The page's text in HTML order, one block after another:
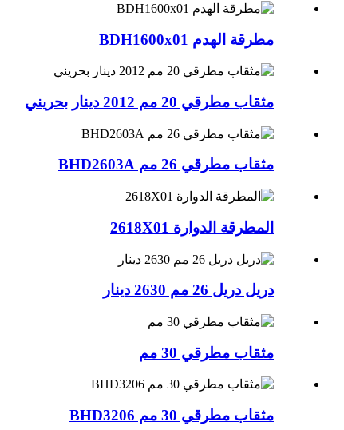
مطرقة الهدم BDH1600x01
مثقاب مطرقي 20 مم 2012 دينار بحريني
مثقاب مطرقي 26 مم BHD2603A
المطرقة الدوارة 2618X01
دريل دريل 26 مم 2630 دينار
مثقاب مطرقي 30 مم
مثقاب مطرقي 30 مم BHD3206